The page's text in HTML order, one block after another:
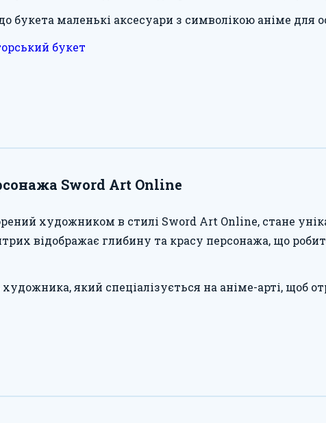
букета маленькі аксесуари з символікою аніме для
букет
Sword Art Online
художником в стилі Sword Art Online, стане
відображає глибину та красу персонажа, що
художника, який спеціалізується на аніме-арті, щоб